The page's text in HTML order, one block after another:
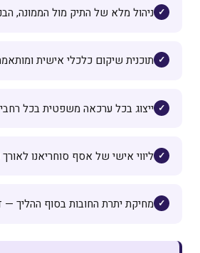
ניהול מלא של התיק מול הממונה,
תוכנית שיקום כלכלי אישית
ייצוג בכל ערכאה משפטית בכל
ליווי אישי של אסף סוחריאנו
מחיקת יתרת החובות בסוף ההליך